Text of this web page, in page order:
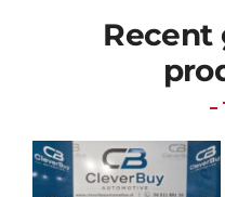
Recent